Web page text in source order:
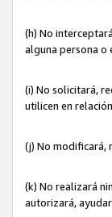
(h) No
alguna persona o
(i) No solicitará,
utilicen en
(j) No modificará,
(k) No realizará
autorizará,